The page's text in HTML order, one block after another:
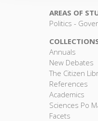
AREAS OF
Politics -
Annuals
New Debates
The Citizen
References
Academics
Sciences Po
Facets